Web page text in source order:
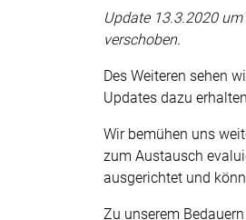
Update 13.3.2020
verschoben.
Des Weiteren sehen
Updates dazu
Wir bemühen uns
zum Austausch
ausgerichtet und
Zu unserem